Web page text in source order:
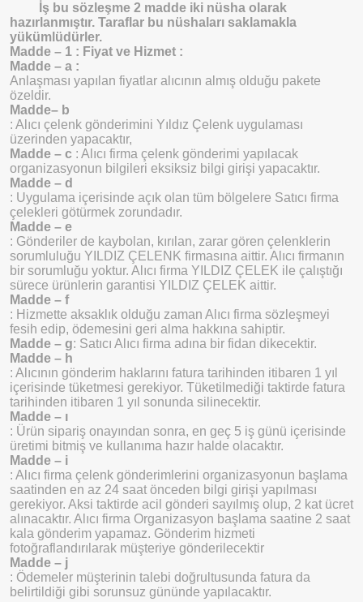
İş bu sözleşme 2 madde iki nüsha olarak
hazırlanmıştır. Taraflar bu nüshaları saklamakla
yükümlüdürler.
Madde – 1 : Fiyat ve Hizmet :
Madde – a :
Anlaşması yapılan fiyatlar alıcının almış olduğu pakete
özeldir.
Madde– b
: Alıcı çelenk gönderimini Yıldız Çelenk uygulaması
üzerinden yapacaktır,
Madde – c : Alıcı firma çelenk gönderimi yapılacak
organizasyonun bilgileri eksiksiz bilgi girişi yapacaktır.
Madde – d
: Uygulama içerisinde açık olan tüm bölgelere Satıcı firma
çelekleri götürmek zorundadır.
Madde – e
: Gönderiler de kaybolan, kırılan, zarar gören çelenklerin
sorumluluğu YILDIZ ÇELENK firmasına aittir. Alıcı firmanın
bir sorumluğu yoktur. Alıcı firma YILDIZ ÇELEK ile çalıştığı
sürece ürünlerin garantisi YILDIZ ÇELEK aittir.
Madde – f
: Hizmette aksaklık olduğu zaman Alıcı firma sözleşmeyi
fesih edip, ödemesini geri alma hakkına sahiptir.
Madde – g: Satıcı Alıcı firma adına bir fidan dikecektir.
Madde – h
: Alıcının gönderim haklarını fatura tarihinden itibaren 1 yıl
içerisinde tüketmesi gerekiyor. Tüketilmediği taktirde fatura
tarihinden itibaren 1 yıl sonunda silinecektir.
Madde – ı
: Ürün sipariş onayından sonra, en geç 5 iş günü içerisinde
üretimi bitmiş ve kullanıma hazır halde olacaktır.
Madde – i
: Alıcı firma çelenk gönderimlerini organizasyonun başlama
saatinden en az 24 saat önceden bilgi girişi yapılması
gerekiyor. Aksi taktirde acil gönderi sayılmış olup, 2 kat ücret
alınacaktır. Alıcı firma Organizasyon başlama saatine 2 saat
kala gönderim yapamaz. Gönderim hizmeti
fotoğraflandırılarak müşteriye gönderilecektir
Madde – j
: Ödemeler müşterinin talebi doğrultusunda fatura da
belirtildiği gibi sorunsuz gününde yapılacaktır.